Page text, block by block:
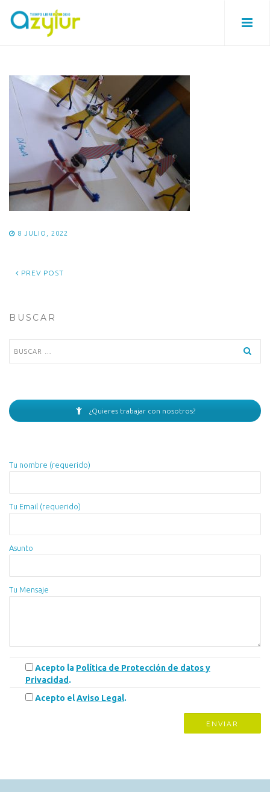
8 JULIO, 2022
PREV POST
BUSCAR
¿Quieres trabajar con nosotros?
Tu nombre (requerido)
Tu Email (requerido)
Asunto
Tu Mensaje
Acepto la Política de Protección de datos y
Privacidad .
Acepto elAviso Legal.